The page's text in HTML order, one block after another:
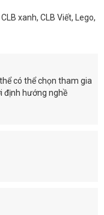
xanh, CLB Viết, Lego,
có thể chọn tham gia
định hướng nghề